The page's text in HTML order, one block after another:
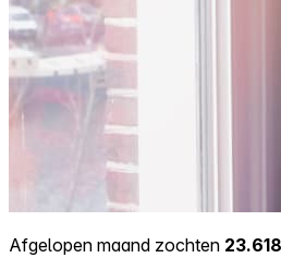
Afgelopen maand zochten 23.618